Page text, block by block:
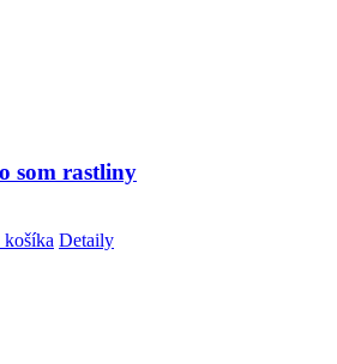
som rastliny
Detaily